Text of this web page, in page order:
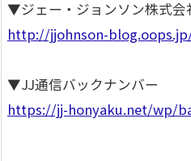
▼ジェー・ジョンソン株式会
http://jjohnson-
▼JJ通信バックナンバー
https://jj-honyaku.net/wp/